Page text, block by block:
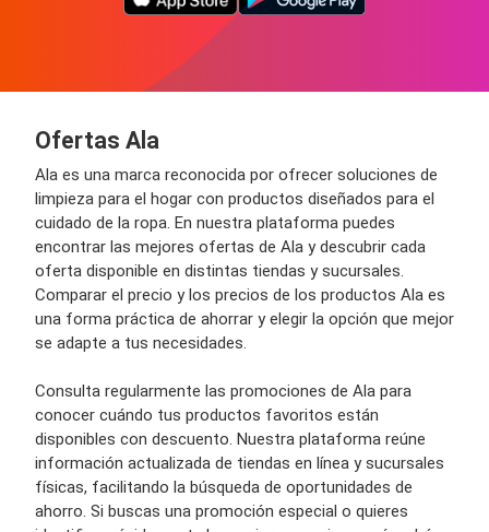
Ofertas Ala
Ala es una marca reconocida por ofrecer soluciones de
limpieza para el hogar con productos diseñados para el
cuidado de la ropa. En nuestra plataforma puedes
encontrar las mejores ofertas de Ala y descubrir cada
oferta disponible en distintas tiendas y sucursales.
Comparar el precio y los precios de los productos Ala es
una forma práctica de ahorrar y elegir la opción que mejor
se adapte a tus necesidades.
Consulta regularmente las promociones de Ala para
conocer cuándo tus productos favoritos están
disponibles con descuento. Nuestra plataforma reúne
información actualizada de tiendas en línea y sucursales
físicas, facilitando la búsqueda de oportunidades de
ahorro. Si buscas una promoción especial o quieres